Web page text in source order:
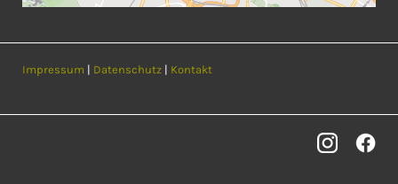
Impressum | Datenschutz | Kontakt